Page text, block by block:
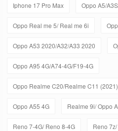
Iphone 17 Pro Max Oppo A5/
Oppo Real me 5/ Real me 6i
Oppo A53 2020/A32/A33 2020
Oppo A95 4G/A74-4G/F19-4G
Oppo Realme C20/Realme C11 (2021)
Oppo A55 4G Realme 9i/ Oppo
Reno 7-4G/ Reno 8-4G Reno